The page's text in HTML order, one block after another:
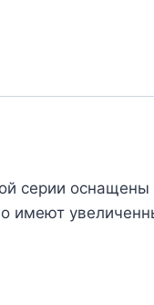
серии
имеют